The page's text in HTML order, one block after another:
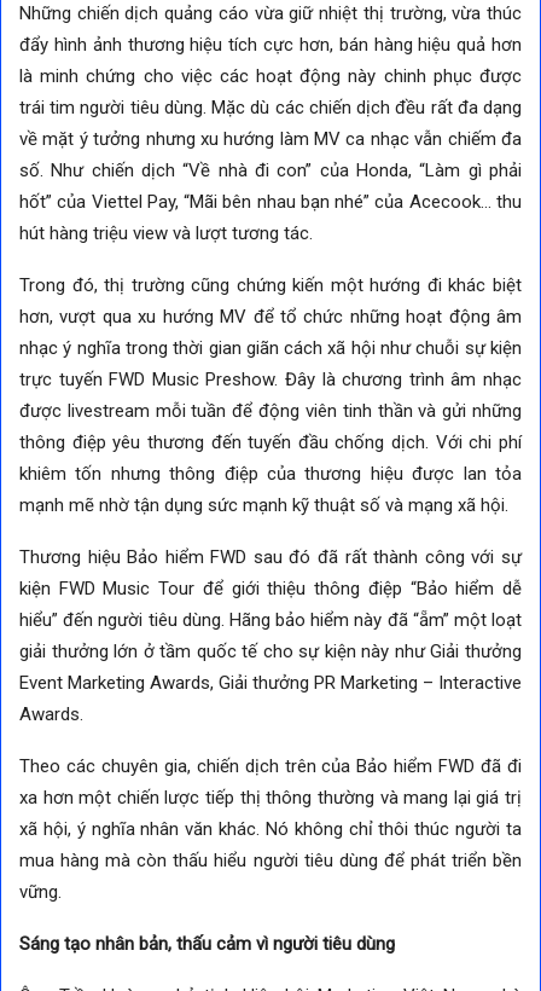
Những chiến dịch quảng cáo vừa giữ nhiệt thị trường, vừa thúc
đẩy hình ảnh thương hiệu tích cực hơn, bán hàng hiệu quả hơn
là minh chứng cho việc các hoạt động này chinh phục được
trái tim người tiêu dùng. Mặc dù các chiến dịch đều rất đa dạng
về mặt ý tưởng nhưng xu hướng làm MV ca nhạc vẫn chiếm đa
số. Như chiến dịch “Về nhà đi con” của Honda, “Làm gì phải
hốt” của Viettel Pay, “Mãi bên nhau bạn nhé” của Acecook… thu
hút hàng triệu view và lượt tương tác.
Trong đó, thị trường cũng chứng kiến một hướng đi khác biệt
hơn, vượt qua xu hướng MV để tổ chức những hoạt động âm
nhạc ý nghĩa trong thời gian giãn cách xã hội như chuỗi sự kiện
trực tuyến FWD Music Preshow. Đây là chương trình âm nhạc
được livestream mỗi tuần để động viên tinh thần và gửi những
thông điệp yêu thương đến tuyến đầu chống dịch. Với chi phí
khiêm tốn nhưng thông điệp của thương hiệu được lan tỏa
mạnh mẽ nhờ tận dụng sức mạnh kỹ thuật số và mạng xã hội.
Thương hiệu Bảo hiểm FWD sau đó đã rất thành công với sự
kiện FWD Music Tour để giới thiệu thông điệp “Bảo hiểm dễ
hiểu” đến người tiêu dùng. Hãng bảo hiểm này đã “ẵm” một loạt
giải thưởng lớn ở tầm quốc tế cho sự kiện này như Giải thưởng
Event Marketing Awards, Giải thưởng PR Marketing – Interactive
Awards.
Theo các chuyên gia, chiến dịch trên của Bảo hiểm FWD đã đi
xa hơn một chiến lược tiếp thị thông thường và mang lại giá trị
xã hội, ý nghĩa nhân văn khác. Nó không chỉ thôi thúc người ta
mua hàng mà còn thấu hiểu người tiêu dùng để phát triển bền
vững.
Sáng tạo nhân bản, thấu cảm vì người tiêu dùng